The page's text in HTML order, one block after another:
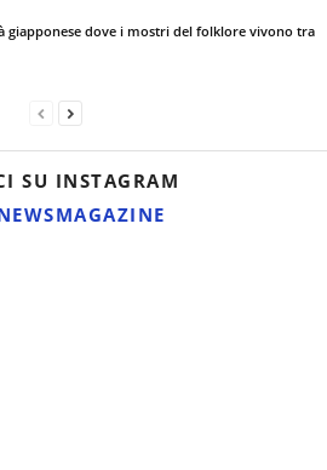
giapponese dove i mostri del folklore vivono tra
SU INSTAGRAM